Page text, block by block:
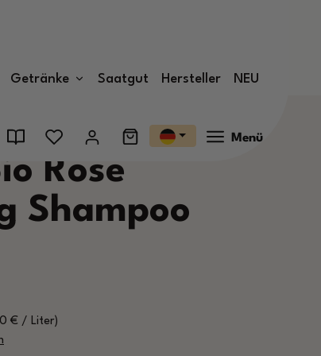
Getränke Saatgut Hersteller NEU
Menü
Rose
Shampoo
€ / Liter)